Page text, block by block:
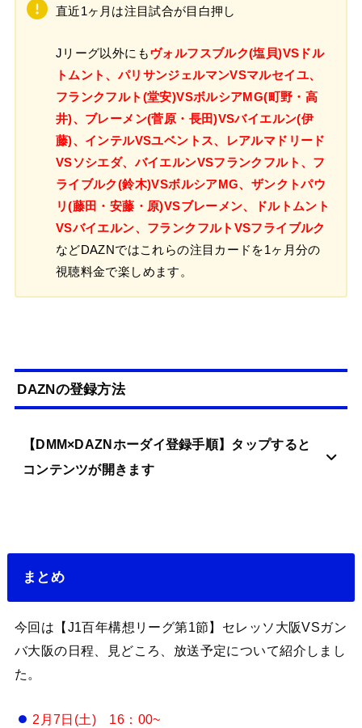
直近1ヶ月は注目試合が目白押し
Jリーグ以外にもヴォルフスブルク(塩貝)VSドル
トムント、パリサンジェルマンVSマルセイユ、
フランクフルト(堂安)VSボルシアMG(町野・高
井)、ブレーメン(菅原・長田)VSバイエルン(伊
藤)、インテルVSユベントス、レアルマドリード
VSソシエダ、バイエルンVSフランクフルト、フ
ライブルク(鈴木)VSボルシアMG、ザンクトパウ
リ(藤田・安藤・原)VSブレーメン、ドルトムント
VSバイエルン、フランクフルトVSフライブルク
などDAZNではこれらの注目カードを1ヶ月分の
視聴料金で楽しめます。
DAZNの登録方法
【DMM×DAZNホーダイ登録手順】タップすると
コンテンツが開きます
まとめ
今回は【J1百年構想リーグ第1節】セレッソ大阪VSガン
バ大阪の日程、見どころ、放送予定について紹介しまし
た。
2月7日(土) 16：00~